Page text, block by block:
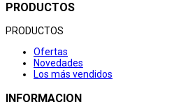
PRODUCTOS
PRODUCTOS
Ofertas
Novedades
Los más vendidos
INFORMACION